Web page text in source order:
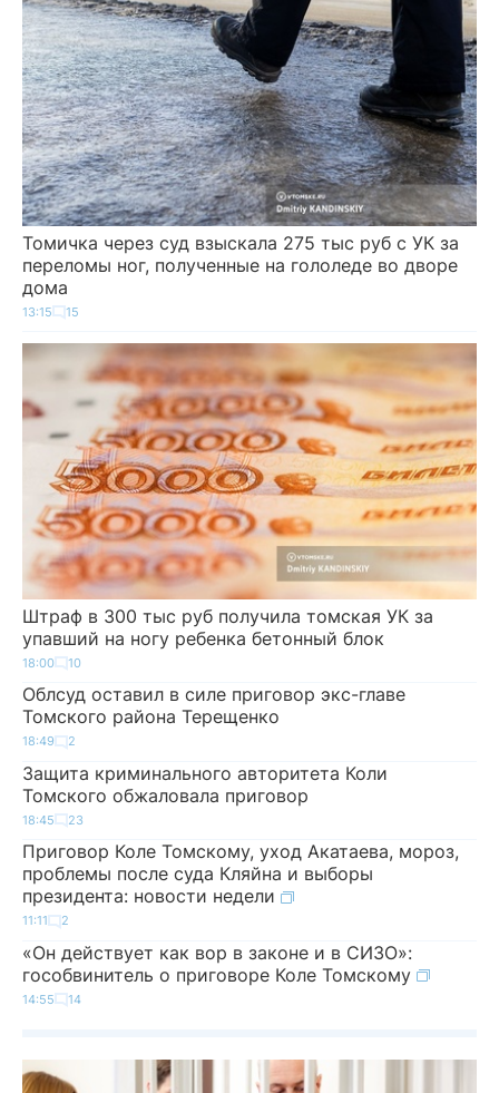
Томичка через суд взыскала 275 тыс руб с УК за
переломы ног, полученные на гололеде во дворе
дома
13:15 15
Штраф в 300 тыс руб получила томская УК за
упавший на ногу ребенка бетонный блок
18:00 10
Облсуд оставил в силе приговор экс-главе
Томского района Терещенко
18:49 2
Защита криминального авторитета Коли
Томского обжаловала приговор
18:45 23
Приговор Коле Томскому, уход Акатаева, мороз,
проблемы после суда Кляйна и выборы
президента: новости недели
11:11 2
«Он действует как вор в законе и в СИЗО»:
гособвинитель о приговоре Коле Томскому
14:55 14